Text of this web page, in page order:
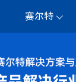
赛尔特